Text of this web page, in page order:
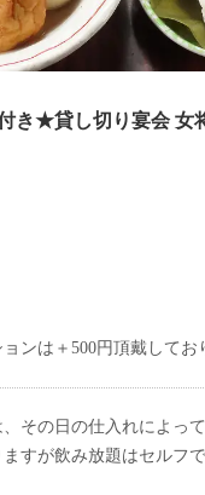
き★貸し切り宴会 女
ンは＋500円頂戴してお
その日の仕入れによっ
すが飲み放題はセルフ